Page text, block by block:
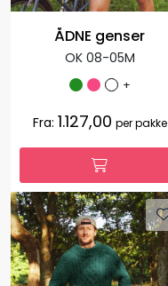
ÅDNE genser
OK 08-05M
+
Fra: 1.127,00 per pakke